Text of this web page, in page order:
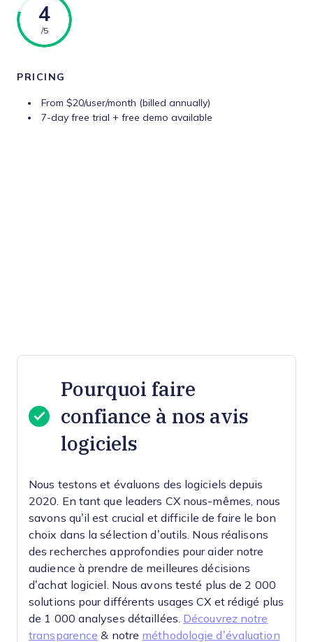
4
/5
PRICING
From $20/user/month (billed annually)
7-day free trial + free demo available
Pourquoi faire
confiance à nos avis
logiciels
Nous testons et évaluons des logiciels depuis
2020. En tant que leaders CX nous-mêmes, nous
savons qu’il est crucial et difficile de faire le bon
choix dans la sélection d’outils. Nous réalisons
des recherches approfondies pour aider notre
audience à prendre de meilleures décisions
d’achat logiciel. Nous avons testé plus de 2 000
solutions pour différents usages CX et rédigé plus
de 1 000 analyses détaillées. Découvrez notre
transparence & notre méthodologie d’évaluation